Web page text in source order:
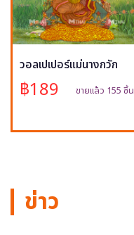
วอลเปเปอร์แม่นางกวัก
฿189 ขายแล้ว 155 ชิ้น
ข่าว